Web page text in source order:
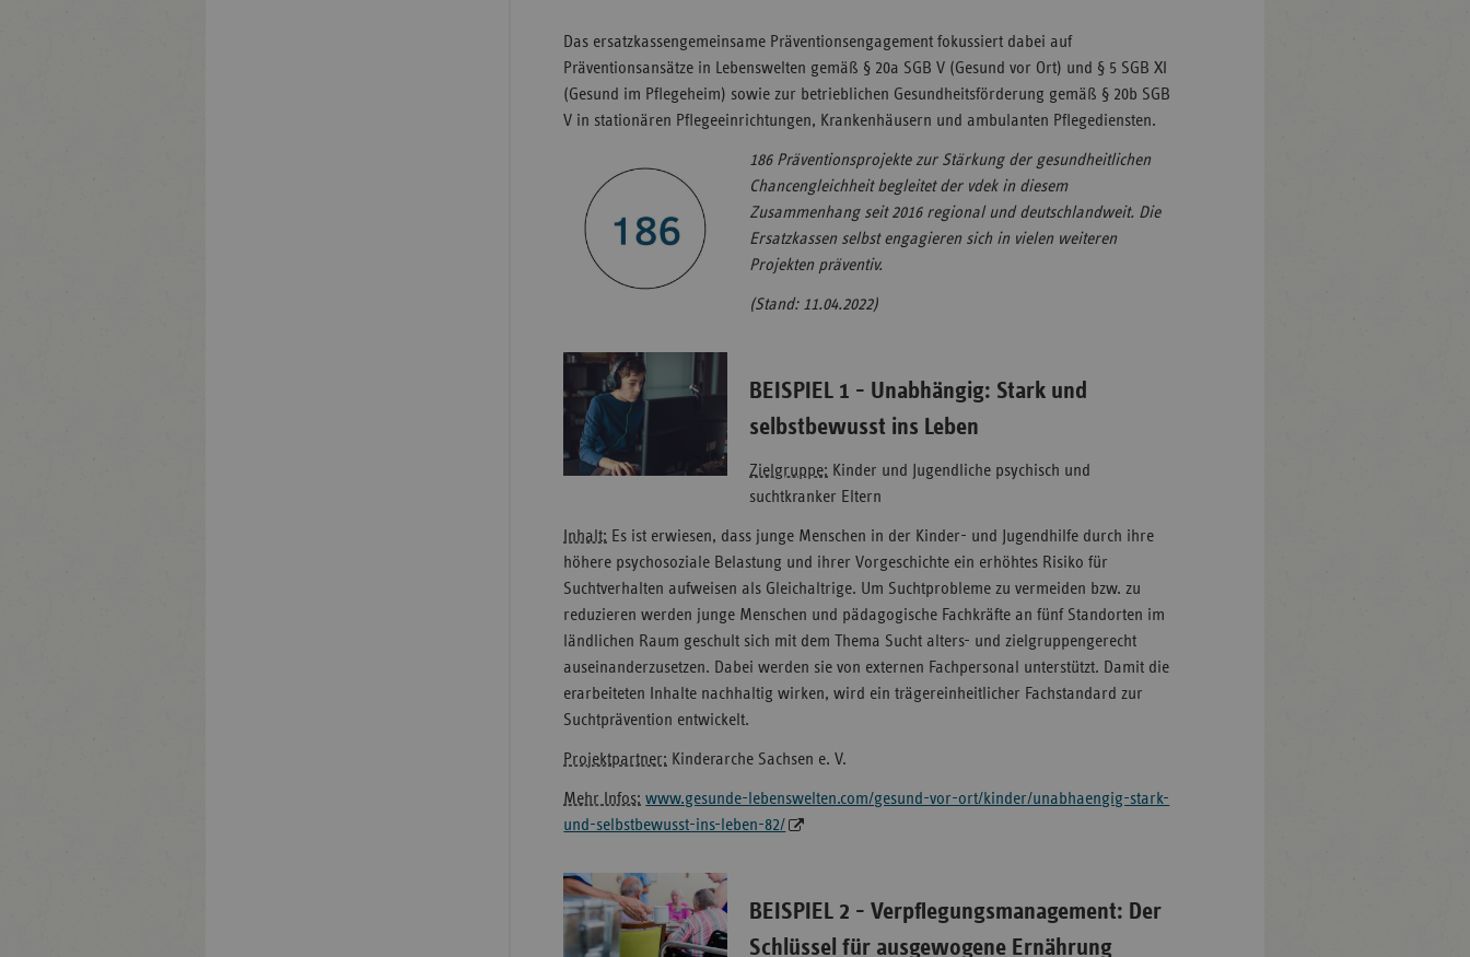
Das ersatzkassengemeinsame Präventionsengagement fokussiert dabei auf
Präventionsansätze in Lebens­­welten gemäß § 20a SGB V (Gesund vor Ort) und § 5 SGB XI
(Gesund im Pflegeheim) sowie zur betrieb­lichen Gesund­heits­förderung gemäß § 20b SGB
V in stationären Pflege­einrichtungen, Krankenhäusern und ambulanten Pflegediensten.
186 Präventionsprojekte zur Stärkung der gesundheitlichen
Chancengleichheit begleitet der vdek in diesem
Zusammenhang seit 2016 regional und deutschlandweit. Die
Ersatzkassen selbst engagieren sich in vielen weiteren
Projekten präventiv.
(Stand: 11.04.2022)
BEISPIEL 1 - Unabhängig: Stark und
selbstbewusst ins Leben
Zielgruppe: Kinder und Jugendliche psychisch und
suchtkranker Eltern
Inhalt: Es ist erwiesen, dass junge Menschen in der Kinder- und Jugendhilfe durch ihre
höhere psychosoziale Belastung und ihrer Vorgeschichte ein erhöhtes Risiko für
Suchtverhalten aufweisen als Gleichaltrige. Um Suchtprobleme zu vermeiden bzw. zu
reduzieren werden junge Menschen und pädagogische Fachkräfte an fünf Standorten im
ländlichen Raum geschult sich mit dem Thema Sucht alters- und zielgruppengerecht
auseinanderzusetzen. Dabei werden sie von externen Fachpersonal unterstützt. Damit die
erarbeiteten Inhalte nachhaltig wirken, wird ein trägereinheitlicher Fachstandard zur
Suchtprävention entwickelt.
Projektpartner: Kinderarche Sachsen e. V.
Mehr Infos: www.gesunde-lebenswelten.com/gesund-vor-ort/kinder/unabhaengig-stark-
und-selbstbewusst-ins-leben-82/
BEISPIEL 2 - Verpflegungsmanagement: Der
Schlüssel für ausgewogene Ernährung